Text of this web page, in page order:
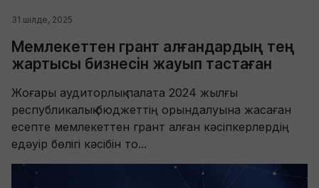
31 шілде, 2025
Мемлекеттен грант алғандардың тең
жартысы бизнесін жауып тастаған
Жоғары аудиторлық палата 2024 жылғы
республикалық бюджеттің орындалуына жасаған
есепте мемлекеттен грант алған кәсіпкерлердің
едәуір бөлігі кәсібін то...